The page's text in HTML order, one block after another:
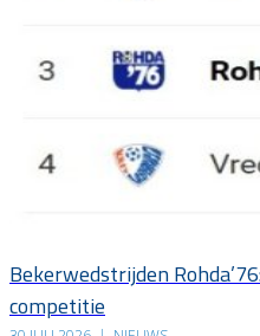
Bekerwedstrijden
competitie